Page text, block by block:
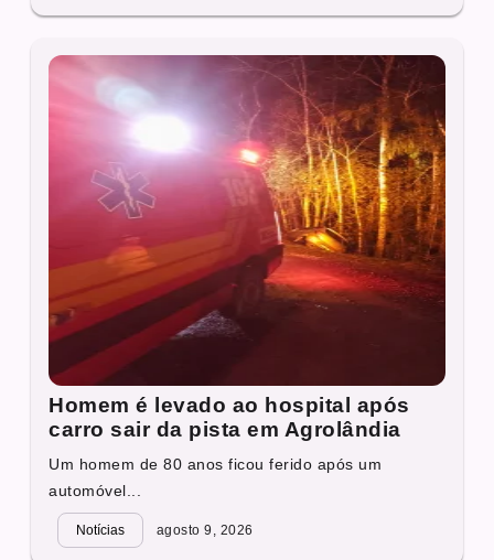
Homem é levado ao hospital após
carro sair da pista em Agrolândia
Um homem de 80 anos ficou ferido após um
automóvel...
Notícias agosto 9, 2026